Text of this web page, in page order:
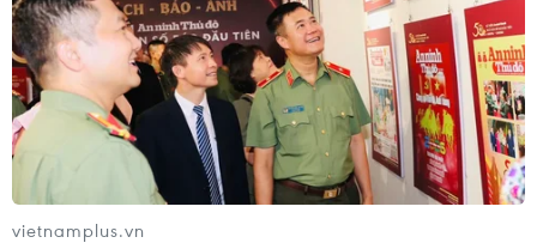
vietnamplus.vn